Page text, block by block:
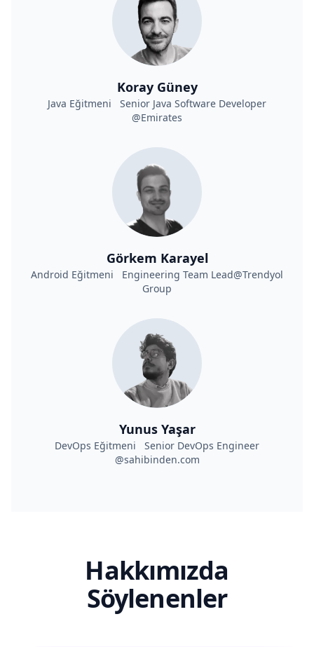
Koray Güney
Java Eğitmeni Senior Java Software Developer
@Emirates
Görkem Karayel
Android Eğitmeni Engineering Team Lead@Trendyol
Group
Yunus Yaşar
DevOps Eğitmeni Senior DevOps Engineer
@sahibinden.com
Hakkımızda
Söylenenler